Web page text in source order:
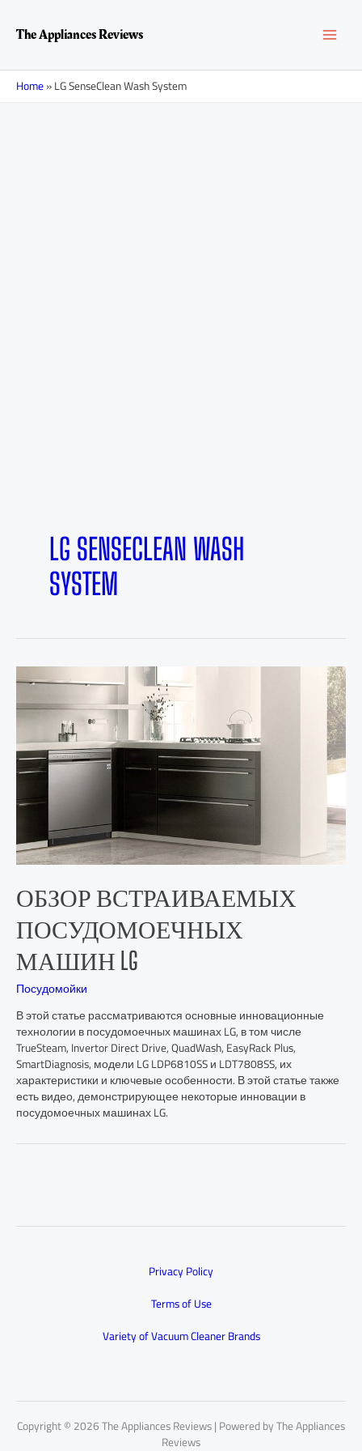
содержимому
The Appliances Reviews
Home»LG SenseClean Wash System
LG SENSECLEAN WASH
SYSTEM
ОБЗОР ВСТРАИВАЕМЫХ
ПОСУДОМОЕЧНЫХ
МАШИН LG
Посудомойки
В этой статье рассматриваются основные инновационные
технологии в посудомоечных машинах LG, в том числе
TrueSteam, Invertor Direct Drive, QuadWash, EasyRack Plus,
SmartDiagnosis, модели LG LDP6810SS и LDT7808SS, их
характеристики и ключевые особенности. В этой статье также
есть видео, демонстрирующее некоторые инновации в
посудомоечных машинах LG.
Privacy Policy
Terms of Use
Variety of Vacuum Cleaner Brands
Copyright © 2026 The Appliances Reviews | Powered by The Appliances
Reviews